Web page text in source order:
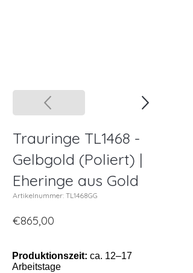
Trauringe TL1468 -
Gelbgold (Poliert) |
Eheringe aus Gold
Artikelnummer: TL1468GG
€865,00
Produktionszeit: ca. 12–17
Arbeitstage